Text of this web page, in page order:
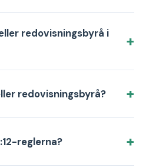
redovisningsbyrå i
redovisningsbyrå?
reglerna?